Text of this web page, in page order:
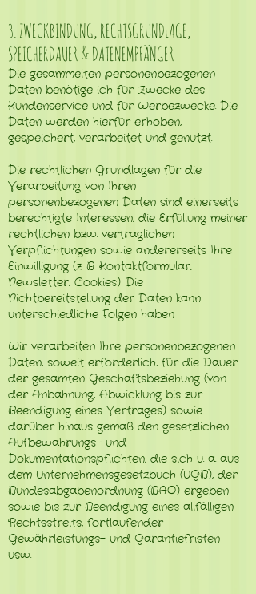
3. ZWECKBINDUNG, RECHTSGRUNDLAGE,
SPEICHERDAUER & DATENEMPFÄNGER
Die gesammelten personenbezogenen
Daten benötige ich für Zwecke des
Kundenservice und für Werbezwecke. Die
Daten werden hierfür erhoben,
gespeichert, verarbeitet und genutzt.
Die rechtlichen Grundlagen für die
Verarbeitung von Ihren
personenbezogenen Daten sind einerseits
berechtigte Interessen, die Erfüllung meiner
rechtlichen bzw. vertraglichen
Verpflichtungen sowie andererseits Ihre
Einwilligung (z. B. Kontaktformular,
Newsletter, Cookies). Die
Nichtbereitstellung der Daten kann
unterschiedliche Folgen haben.
Wir verarbeiten Ihre personenbezogenen
Daten, soweit erforderlich, für die Dauer
der gesamten Geschäftsbeziehung (von
der Anbahnung, Abwicklung bis zur
Beendigung eines Vertrages) sowie
darüber hinaus gemäß den gesetzlichen
Aufbewahrungs- und
Dokumentationspflichten, die sich u. a. aus
dem Unternehmensgesetzbuch (UGB), der
Bundesabgabenordnung (BAO) ergeben
sowie bis zur Beendigung eines allfälligen
Rechtsstreits, fortlaufender
Gewährleistungs- und Garantiefristen
usw.